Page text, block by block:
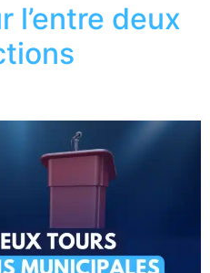
l’entre deux